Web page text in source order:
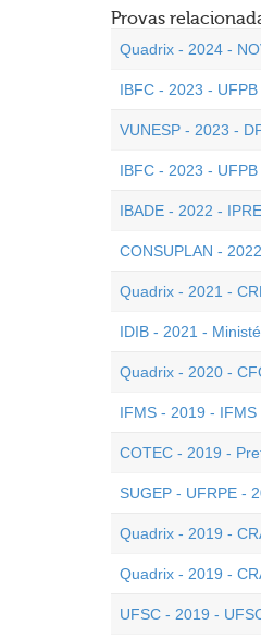
Provas
Quadrix - 2024 -
IBFC - 2023 -
VUNESP - 2023 -
IBFC - 2023 -
IBADE - 2022 -
CONSUPLAN -
Quadrix - 2021 -
IDIB - 2021 -
Quadrix - 2020 -
IFMS - 2019 -
COTEC - 2019 -
SUGEP - UFRPE -
Quadrix - 2019 -
Quadrix - 2019 -
UFSC - 2019 -